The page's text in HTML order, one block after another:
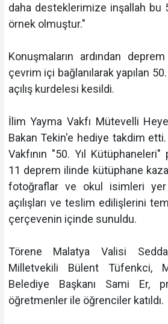
daha desteklerimize inşallah bu
örnek olmuştur."
Konuşmaların ardından
çevrim içi bağlanılarak yapılan
açılış kurdelesi kesildi.
İlim Yayma Vakfı Mütevelli
Bakan Tekin'e hediye takdim
Vakfının "50. Yıl
11 deprem ilinde kütüphane
fotoğraflar ve okul isimleri yer
açılışları ve teslim edilişlerini
çerçevenin içinde sunuldu.
Törene Malatya Valisi
Milletvekili Bülent Tüfenkci,
Belediye Başkanı Sami Er,
öğretmenler ile öğrenciler katıldı.